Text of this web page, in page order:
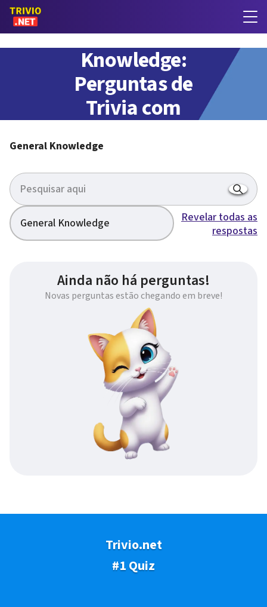
General
Knowledge:
Perguntas de
Trivia com
General Knowledge
General Knowledge
Revelar todas as
respostas
Ainda não há perguntas!
Novas perguntas estão chegando em breve!
Trivio.net
#1 Quiz